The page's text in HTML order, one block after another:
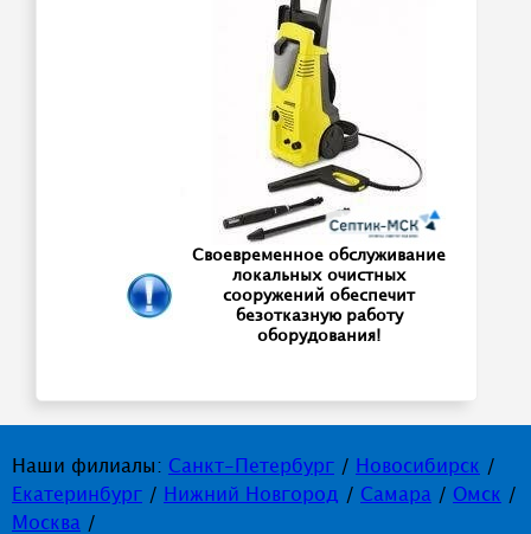
Своевременное обслуживание
локальных очистных
сооружений обеспечит
безотказную работу
оборудования!
Наши филиалы: Санкт-Петербург / Новосибирск /
Екатеринбург / Нижний Новгород / Самара / Омск /
Москва /